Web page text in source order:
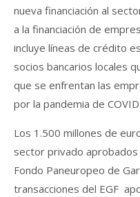
nueva financiación al
a la financiación de
incluye líneas de crédito
socios bancarios locales
que se enfrentan las
por la pandemia de
Los 1.500 millones de
sector privado
Fondo Paneuropeo de
transacciones del EGF